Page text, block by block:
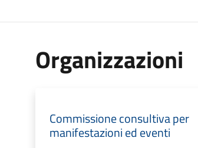
Organizzazioni
Commissione consultiva per
manifestazioni ed eventi